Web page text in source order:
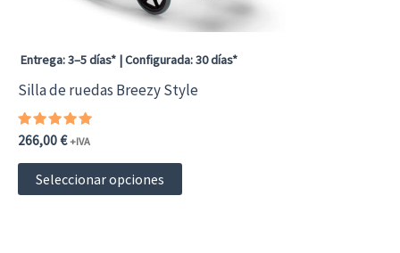
Entrega: 3–5 días* | Configurada: 30 días*
Silla de ruedas Breezy Style
Valorado
con
5.00
de 5
266,00€ +IVA
Seleccionar opciones
Este
producto